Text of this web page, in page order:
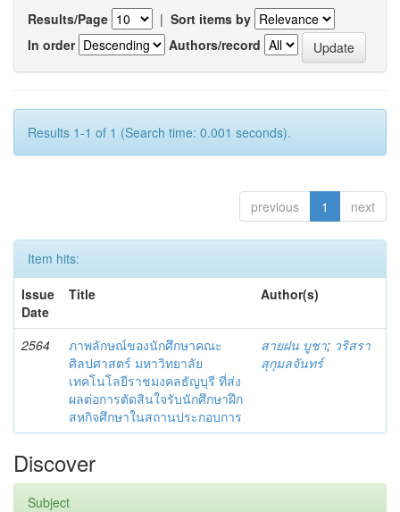
Results/Page | Sort items by
In order
Authors/record
Results 1-1 of 1 (Search time: 0.001 seconds).
previous 1 next
Item hits:
Issue
Date
Title Author(s)
2564
ภาพลักษณ์ของนักศึกษาคณะ
ศิลปศาสตร์ มหาวิทยาลัย
เทคโนโลยีราชมงคลธัญบุรี ที่ส่ง
ผลต่อการตัดสินใจรับนักศึกษาฝึก
สหกิจศึกษาในสถานประกอบการ
สายฝน บูชา; วริสรา
สุกุมลจันทร์
Discover
Subject